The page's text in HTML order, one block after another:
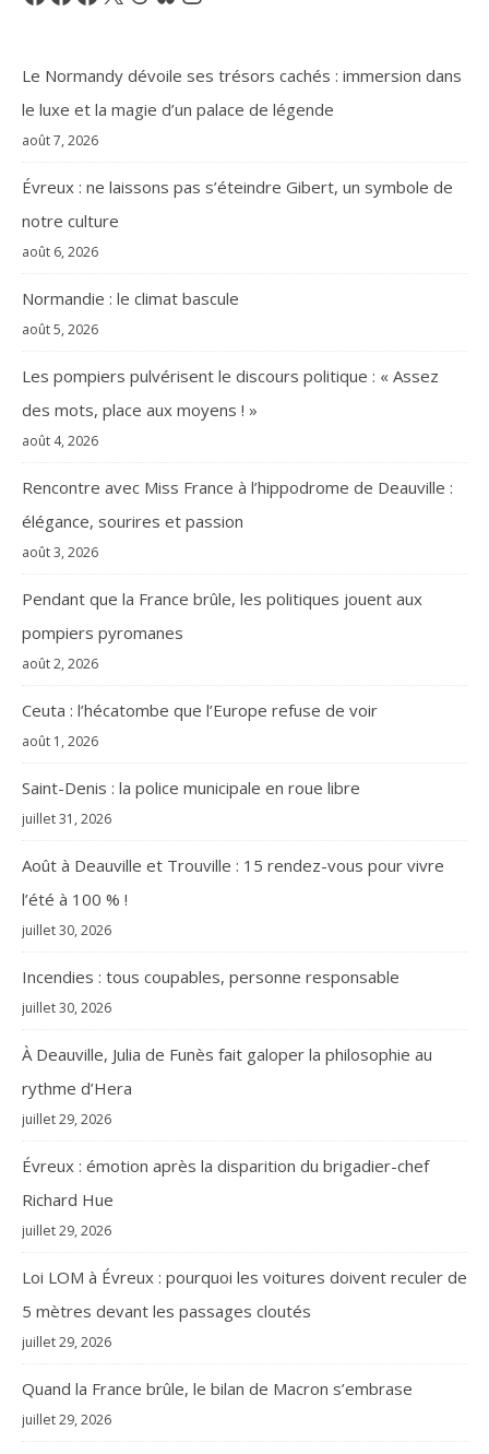
Le Normandy dévoile ses trésors cachés : immersion dans
le luxe et la magie d’un palace de légende
août 7, 2026
Évreux : ne laissons pas s’éteindre Gibert, un symbole de
notre culture
août 6, 2026
Normandie : le climat bascule
août 5, 2026
Les pompiers pulvérisent le discours politique : « Assez
des mots, place aux moyens ! »
août 4, 2026
Rencontre avec Miss France à l’hippodrome de Deauville :
élégance, sourires et passion
août 3, 2026
Pendant que la France brûle, les politiques jouent aux
pompiers pyromanes
août 2, 2026
Ceuta : l’hécatombe que l’Europe refuse de voir
août 1, 2026
Saint-Denis : la police municipale en roue libre
juillet 31, 2026
Août à Deauville et Trouville : 15 rendez-vous pour vivre
l’été à 100 % !
juillet 30, 2026
Incendies : tous coupables, personne responsable
juillet 30, 2026
À Deauville, Julia de Funès fait galoper la philosophie au
rythme d’Hera
juillet 29, 2026
Évreux : émotion après la disparition du brigadier-chef
Richard Hue
juillet 29, 2026
Loi LOM à Évreux : pourquoi les voitures doivent reculer de
5 mètres devant les passages cloutés
juillet 29, 2026
Quand la France brûle, le bilan de Macron s’embrase
juillet 29, 2026